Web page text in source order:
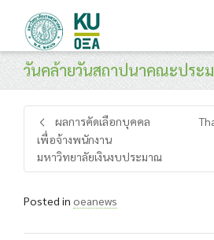
วันคล้ายวันสถาปนาคณะประ
ผลการคัดเลือกบุคคล
เพื่อจ้างพนักงาน
มหาวิทยาลัยเงินงบประมาณ
Posted in oeanews